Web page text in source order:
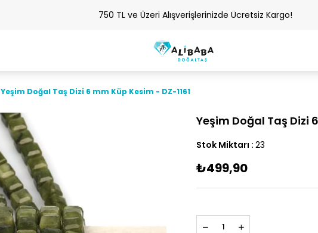
750 TL ve Üzeri Alışverişlerinizde Ücretsiz Kargo!
Yeşim Doğal Taş Dizi 6 mm Küp Kesim - DZ-1161
Yeşim Doğal Taş Dizi
Stok Miktarı : 23
₺499,90